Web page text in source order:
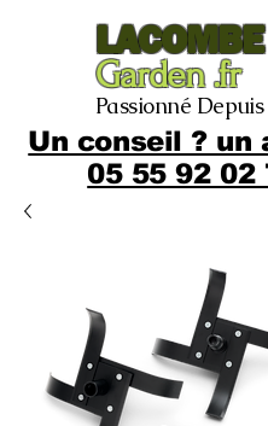
LACOMBE
Garden .fr
Passionné
Un conseil ? un
05 55 92 02